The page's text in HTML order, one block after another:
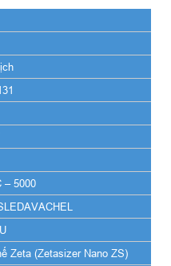
– 5000
Zeta (Zetasizer Nano ZS)